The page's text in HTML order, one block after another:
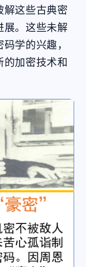
解这些古典密
展。这些未解
学的兴趣，
加密技术和